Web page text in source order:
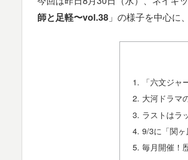
師と足軽〜vol.38 」の様子を中心に
「六文ジャ
大河ドラマ
ラストはラ
9/3に「関
毎月開催！